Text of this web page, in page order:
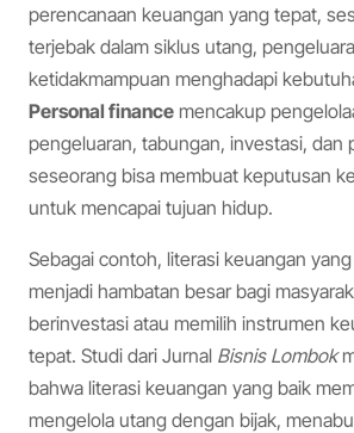
perencanaan keuangan yang tepat,
terjebak dalam siklus utang,
ketidakmampuan menghadapi
Personal finance mencakup
pengeluaran, tabungan, investasi, dan
seseorang bisa membuat keputusan
untuk mencapai tujuan hidup.
Sebagai contoh, literasi keuangan
menjadi hambatan besar bagi
berinvestasi atau memilih instrumen
tepat. Studi dari Jurnal Bisnis Lombok
bahwa literasi keuangan yang baik
mengelola utang dengan bijak,